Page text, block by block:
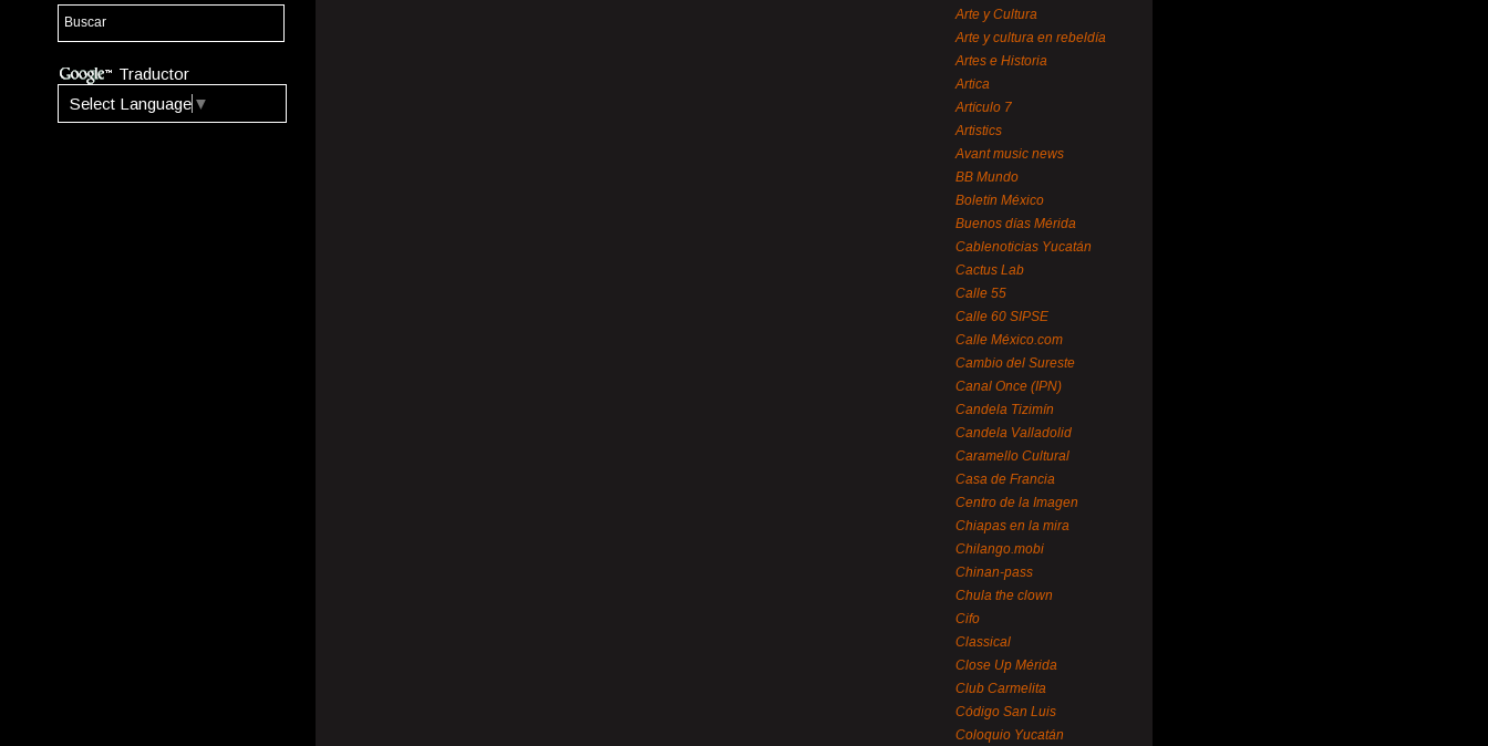
Traductor
Select Language ▼
Arte y Cultura
Arte y cultura en rebeldía
Artes e Historia
Artica
Artículo 7
Artistics
Avant music news
BB Mundo
Boletín México
Buenos días Mérida
Cablenoticias Yucatán
Cactus Lab
Calle 55
Calle 60 SIPSE
Calle México.com
Cambio del Sureste
Canal Once (IPN)
Candela Tizimín
Candela Valladolid
Caramello Cultural
Casa de Francia
Centro de la Imagen
Chiapas en la mira
Chilango.mobi
Chinan-pass
Chula the clown
Cifo
Classical
Close Up Mérida
Club Carmelita
Código San Luis
Coloquio Yucatán